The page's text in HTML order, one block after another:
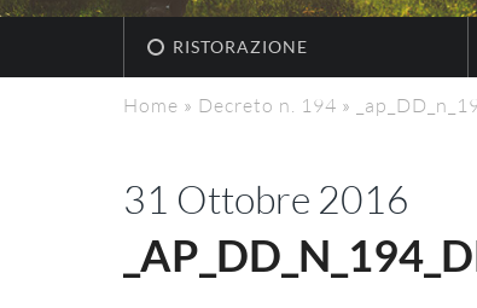
RISTORAZIONE
Home » Decreto n. 194 »
31 Ottobre 2016